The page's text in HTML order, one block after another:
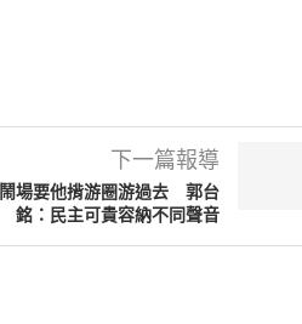
下一篇報導
場要他揹游圈游過去 郭台
銘：民主可貴容納不同聲音